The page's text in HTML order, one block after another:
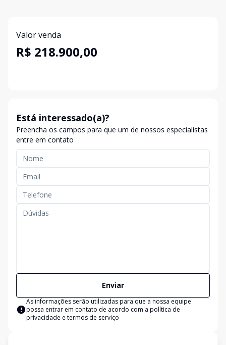
Valor venda
R$ 218.900,00
Está interessado(a)?
Preencha os campos para que um de nossos especialistas
entre em contato
Enviar
As informações serão utilizadas para que a nossa equipe
possa entrar em contato de acordo com a política de
privacidade e termos de serviço